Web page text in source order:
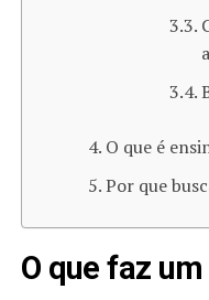
O que é
Por que
O que faz